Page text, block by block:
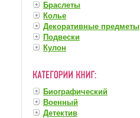
Браслеты
Колье
Декоративные предметы
Подвески
Кулон
Биографический
Военный
Детектив